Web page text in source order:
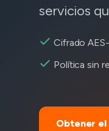
servicios
Cifrado
Política sin
Obtener el